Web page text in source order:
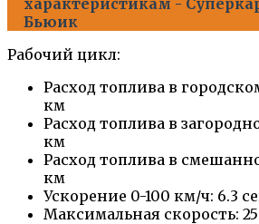
Бьюик
Рабочий цикл:
Расход топлива в
км
Расход топлива в
км
Расход топлива в
км
Ускорение 0-100 км/ч: 6.3
Максимальная скорость: